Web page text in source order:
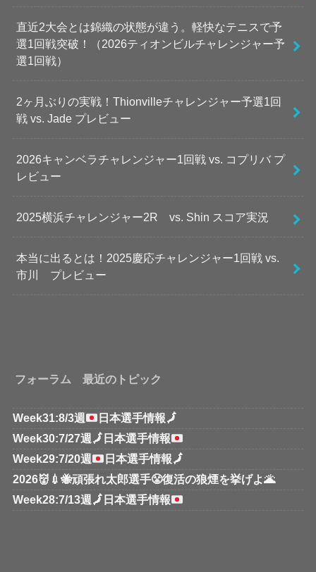
直近2大会とは錦織の状態が違う。軽快なテニスで予
選1回戦突破！（2026ティオンビルチャレンジャー予
選1回戦）
2ヶ月ぶりの実戦！Thionvilleチャレンジャー予選1回
戦 vs. Jade プレビュー
2026キャンベラチャレンジャー1回戦 vs. コプリバ プ
レビュー
2025横浜チャレンジャー2R vs. Shin スコア実況
本当に出るとは！2025慶応チャレンジャー1回戦 vs.
市川 プレビュー
フォーラム 最近のトピック
Week31:8/3週 日本選手情報🗾
Week30:7/27週 🗾 日本選手情報
Week29:7/20週
日本選手情報🗾
2026👹💉🐝頑張れ太郎選手😤復活の狼煙を挙げよ🌋
Week28:7/13週 🗾 日本選手情報